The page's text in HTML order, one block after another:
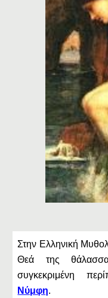
Στην Ελληνική
Θεά της
συγκεκριμένη
Νύμφη.